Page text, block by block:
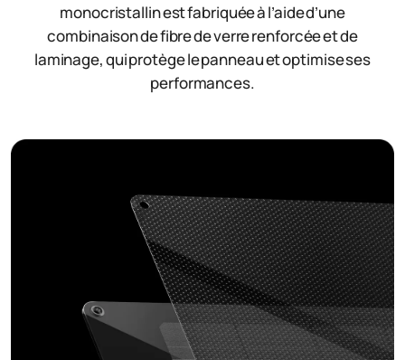
monocristallin est fabriquée à l’aide d’une
combinaison de fibre de verre renforcée et de
laminage, qui protège le panneau et optimise ses
performances.